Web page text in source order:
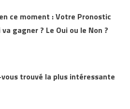
ce moment : Votre Pronostic
gagner ? Le Oui ou le Non ?
trouvé la plus intéressante